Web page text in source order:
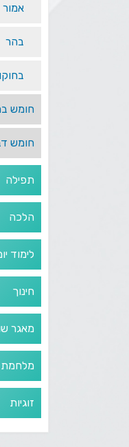
אמור
בהר
חומש
חומש
תפילה
הלכה
לימוד
חינוך
מאגר
מלחמת
זוגיות